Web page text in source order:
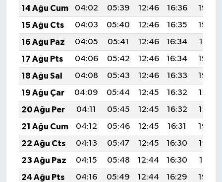
14 Ağu Cum
04:02 05:39 12:46 16:36
19:44
15 Ağu Cts
04:03 05:40 12:46 16:35
19:43
16 Ağu Paz
04:05 05:41 12:46 16:34
19:41
17 Ağu Pts
04:06 05:42 12:46 16:34
19:40
18 Ağu Sal
04:08 05:43 12:46 16:33
19:39
19 Ağu Çar
04:09 05:44 12:45 16:32
19:37
20 Ağu Per
04:11 05:45 12:45 16:32
19:36
21 Ağu Cum
04:12 05:46 12:45 16:31
19:34
22 Ağu Cts
04:13 05:47 12:45 16:30
19:33
23 Ağu Paz
04:15 05:48 12:44 16:30
19:31
24 Ağu Pts
04:16 05:49 12:44 16:29
19:30